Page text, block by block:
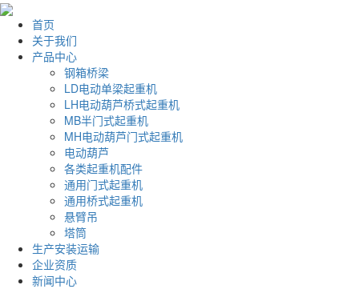
首页
关于我们
产品中心
钢箱桥梁
LD电动单梁起重机
LH电动葫芦桥式起重机
MB半门式起重机
MH电动葫芦门式起重机
电动葫芦
各类起重机配件
通用门式起重机
通用桥式起重机
悬臂吊
塔筒
生产安装运输
企业资质
新闻中心